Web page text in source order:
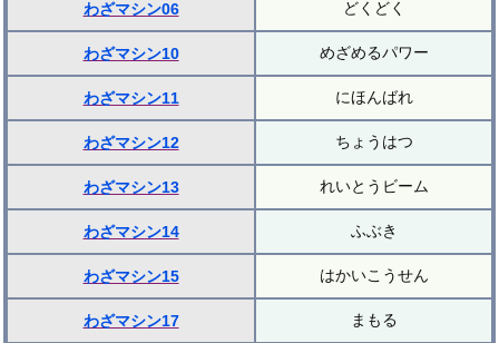
わざマシン06 どくどく
わざマシン10 めざめるパワー
わざマシン11 にほんばれ
わざマシン12 ちょうはつ
わざマシン13 れいとうビーム
わざマシン14 ふぶき
わざマシン15 はかいこうせん
わざマシン17 まもる